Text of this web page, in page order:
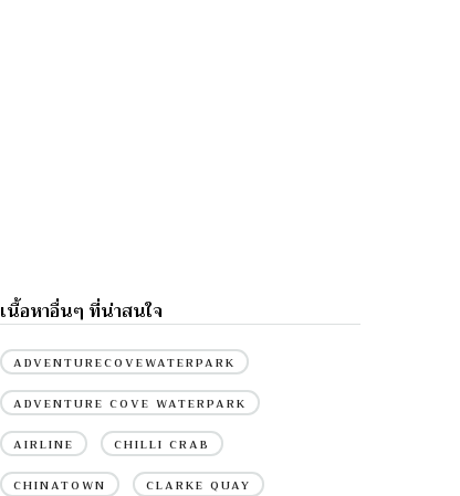
เนื้อหาอื่นๆ ที่น่าสนใจ
ADVENTURECOVEWATERPARK
ADVENTURE COVE WATERPARK
AIRLINE CHILLI CRAB
CHINATOWN CLARKE QUAY